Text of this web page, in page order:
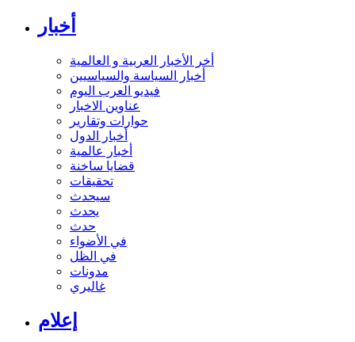
أخبار
أخر الأخبار العربية و العالمية
أخبار السياسة والسياسيين
فيديو العرب اليوم
عناوين الاخبار
حوارات وتقارير
أخبار الدول
أخبار عالمية
قضايا ساخنة
تحقيقات
سيحدث
يحدث
حدث
في الأضواء
في الظل
مدونات
غاليري
إعلام